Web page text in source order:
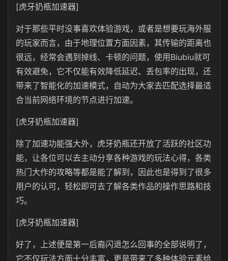
[虎牙奶瓶加速器]
对于那些平时没事喜欢体验游戏，或者是想要玩海外服
的玩家而言，由于地理位置方面因素，其传输的距离也
很远，经常会遇到掉线、卡顿的问题，使用Biubiu就可
有效避免，它不仅能有效降低延迟、丢包率的出现，还
带来了智能化的加速模式，自动为大家去匹配选择最适
合当前网络环境的节点进行加速。
[虎牙奶瓶加速器]
除了加速功能强大外，虎牙奶瓶还开放了活跃的社区功
能，让各位可以去主动分享各种游戏的玩法心得，各类
热门大作的攻略等都是能了解到，因此也是得到了很多
用户的认可，轻松即可去了解各类作品的操作思路和技
巧。
[虎牙奶瓶加速器]
好了，上述便是第一后裔闪退怎么回事的全部说明了，
它不仅玩法方面十分丰富，更是带来了多种体验元素给